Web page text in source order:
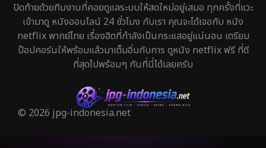
ปิดท้ายด้วยทีมงานที่คอยดูแลระบบให้สดใหม่อยู่เสมอ ทุกครั้งที่แวะ
เข้ามาดู หนังออนไลน์ 24 ชั่วโมง กับเรา คุณจะได้เจอกับ หนัง
netflix พากย์ไทย เรื่องฮิตที่กำลังเป็นกระแสอยู่แน่นอน เตรียม
ป๊อปคอร์นให้พร้อมแล้วมาเต็มอิ่มกับการ ดูหนัง netflix ฟรี ที่ดี
ที่สุดไปพร้อมๆ กันที่นี่ได้เลยครับ
© 2026 jpg-indonesia.net